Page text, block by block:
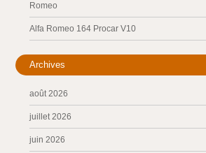
Romeo
Alfa Romeo 164 Procar V10
Archives
août 2026
juillet 2026
juin 2026